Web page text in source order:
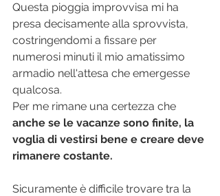
Questa pioggia improvvisa mi ha
presa decisamente alla sprovvista,
costringendomi a fissare per
numerosi minuti il mio amatissimo
armadio nell'attesa che emergesse
qualcosa.
Per me rimane una certezza che
anche se le vacanze sono finite, la
voglia di vestirsi bene e creare deve
rimanere costante.
Sicuramente è difficile trovare tra la